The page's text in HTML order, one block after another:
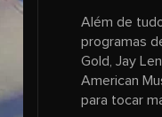
Além de
programas
Gold, Jay
American
para tocar